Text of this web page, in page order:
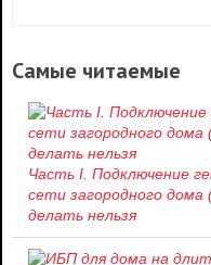
Самые читаемые
Часть I. Подключение
сети загородного дома
делать нельзя